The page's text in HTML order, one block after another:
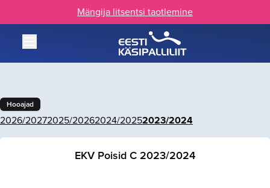
Mängija litsentsi taotlemine
Hooajad
2026/20272025/20262024/20252023/2024
EKV Poisid C 2023/2024